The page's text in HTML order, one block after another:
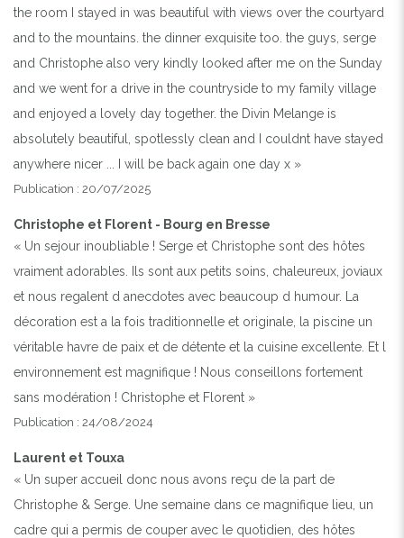
the room I stayed in was beautiful with views over the courtyard
and to the mountains. the dinner exquisite too. the guys, serge
and Christophe also very kindly looked after me on the Sunday
and we went for a drive in the countryside to my family village
and enjoyed a lovely day together. the Divin Melange is
absolutely beautiful, spotlessly clean and I couldnt have stayed
anywhere nicer ... I will be back again one day x »
Publication : 20/07/2025
Christophe et Florent - Bourg en Bresse
« Un sejour inoubliable ! Serge et Christophe sont des hôtes
vraiment adorables. Ils sont aux petits soins, chaleureux, joviaux
et nous regalent d anecdotes avec beaucoup d humour. La
décoration est a la fois traditionnelle et originale, la piscine un
véritable havre de paix et de détente et la cuisine excellente. Et l
environnement est magnifique ! Nous conseillons fortement
sans modération ! Christophe et Florent »
Publication : 24/08/2024
Laurent et Touxa
« Un super accueil donc nous avons reçu de la part de
Christophe & Serge. Une semaine dans ce magnifique lieu, un
cadre qui a permis de couper avec le quotidien, des hôtes